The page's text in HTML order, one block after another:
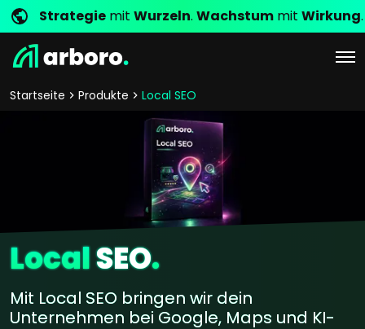
Strategie mit Wurzeln. Wachstum mit Wirkung.
Startseite Produkte Local SEO
LocalSEO.
Mit Local SEO bringen wir dein
Unternehmen bei Google, Maps und KI-